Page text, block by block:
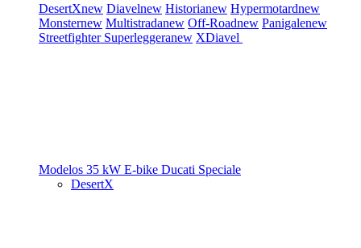
DesertXnew Diavelnew Historianew Hypermotardnew
Monsternew Multistradanew Off-Roadnew Panigalenew
Streetfighter Superleggeranew XDiavel
Modelos 35 kW E-bike Ducati Speciale
DesertX